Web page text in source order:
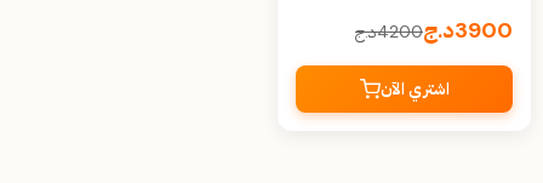
3900د.ج4200د.ج
اشتري الآن